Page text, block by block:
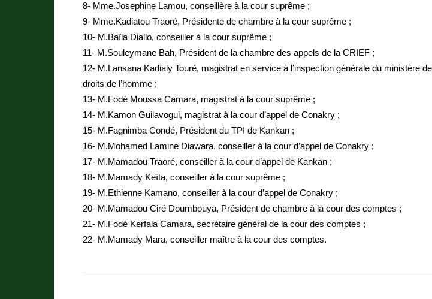
8- Mme.Josephine Lamou, conseillère à la cour suprême ;
9- Mme.Kadiatou Traoré, Présidente de chambre à la cour suprême ;
10- M.Baïla Diallo, conseiller à la cour suprême ;
11- M.Souleymane Bah, Président de la chambre des appels de la CRIEF ;
12- M.Lansana Kadialy Touré, magistrat en service à l’inspection générale du ministère
droits de l’homme ;
13- M.Fodé Moussa Camara, magistrat à la cour suprême ;
14- M.Kamon Guilavogui, magistrat à la cour d’appel de Conakry ;
15- M.Fagnimba Condé, Président du TPI de Kankan ;
16- M.Mohamed Lamine Diawara, conseiller à la cour d’appel de Conakry ;
17- M.Mamadou Traoré, conseiller à la cour d’appel de Kankan ;
18- M.Mamady Keïta, conseiller à la cour suprême ;
19- M.Ethienne Kamano, conseiller à la cour d’appel de Conakry ;
20- M.Mamadou Ciré Doumbouya, Président de chambre à la cour des comptes ;
21- M.Fodé Kerfala Camara, secrétaire général de la cour des comptes ;
22- M.Mamady Mara, conseiller maître à la cour des comptes.